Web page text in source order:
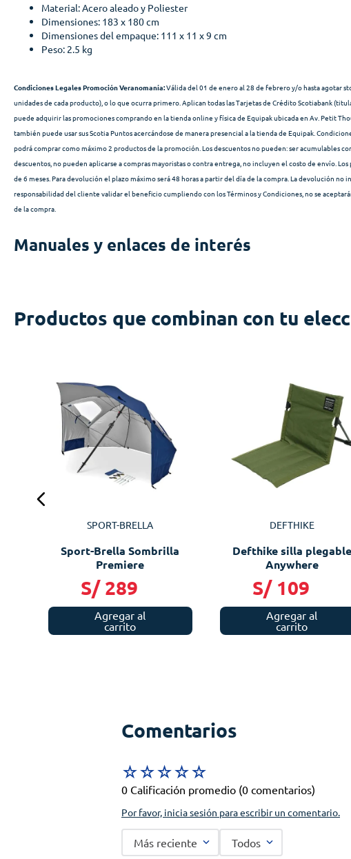
Material: Acero aleado y Poliester
Dimensiones: 183 x 180 cm
Dimensiones del empaque: 111 x 11 x 9 cm
Peso: 2.5 kg
Condiciones Legales Promoción Veranomanía:Válida del 01 de enero al 28 de febrero y/o hasta agotar
unidades de cada producto), o lo que ocurra primero. Aplican todas las Tarjetas de Crédito Scotiabank
puede adquirir las promociones comprando en la tienda online y física de Equipak ubicada en Av. Petit
también puede usar sus Scotia Puntos acercándose de manera presencial a la tienda de Equipak.
podrá comprar como máximo 2 productos de la promoción. Los descuentos no pueden: ser acumulables
descuentos, no pueden aplicarse a compras mayoristas o contra entrega, no incluyen el costo de envío.
de 6 meses. Para devolución el plazo máximo será 48 horas a partir del día de la compra. La devolución no
responsabilidad del cliente validar el beneficio cumpliendo con los Términos y Condiciones, no se
de la compra.
Manuales y enlaces de interés
Productos que combinan con tu
SPORT-BRELLA
Sport-Brella Sombrilla
Premiere
S/ 289
Agregar al
carrito
DEFTHIKE
Defthike silla plegable
Anywhere
S/ 109
Agregar al
carrito
Comentarios
☆☆☆☆☆
0 Calificación promedio (0 comentarios)
Por favor, inicia sesión para escribir un comentario.
Más reciente Todos